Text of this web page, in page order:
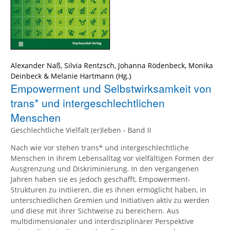
Alexander Naß, Silvia Rentzsch, Johanna Rödenbeck, Monika
Deinbeck & Melanie Hartmann (Hg.)
Empowerment und Selbstwirksamkeit von
trans* und intergeschlechtlichen
Menschen
Geschlechtliche Vielfalt (er)leben - Band II
Nach wie vor stehen trans* und intergeschlechtliche
Menschen in ihrem Lebensalltag vor vielfältigen Formen der
Ausgrenzung und Diskriminierung. In den vergangenen
Jahren haben sie es jedoch geschafft, Empowerment-
Strukturen zu initiieren, die es ihnen ermöglicht haben, in
unterschiedlichen Gremien und Initiativen aktiv zu werden
und diese mit ihrer Sichtweise zu bereichern. Aus
multidimensionaler und interdisziplinärer Perspektive